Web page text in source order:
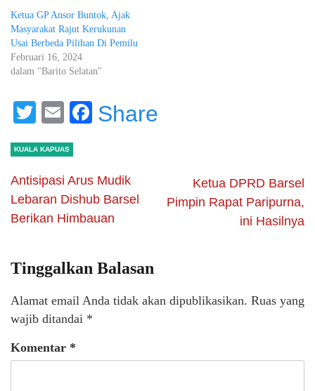
Ketua GP Ansor Buntok, Ajak
Masyarakat Rajut Kerukunan
Usai Berbeda Pilihan Di Pemilu
Februari 16, 2024
dalam "Barito Selatan"
Twitter
EmailFacebook
Share
KUALA KAPUAS
Antisipasi Arus Mudik
Lebaran Dishub Barsel
Berikan Himbauan
Ketua DPRD Barsel
Pimpin Rapat Paripurna,
ini Hasilnya
Tinggalkan Balasan
Alamat email Anda tidak akan dipublikasikan. Ruas yang
wajib ditandai *
Komentar *